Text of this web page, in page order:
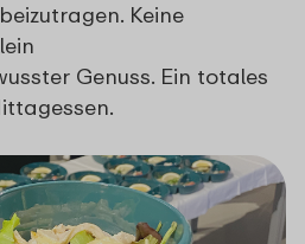
Keine
Genuss. Ein totales